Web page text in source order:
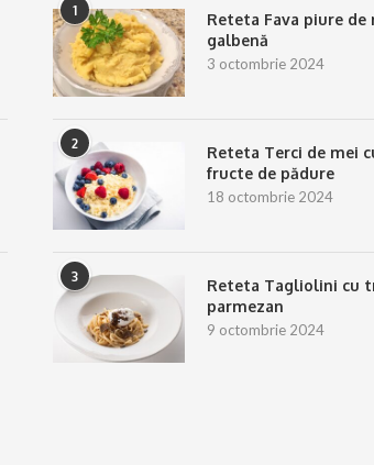
1
Reteta Fava piure de
galbenă
3 octombrie 2024
2
Reteta Terci de mei
fructe de pădure
18 octombrie 2024
3
Reteta Tagliolini cu
parmezan
9 octombrie 2024